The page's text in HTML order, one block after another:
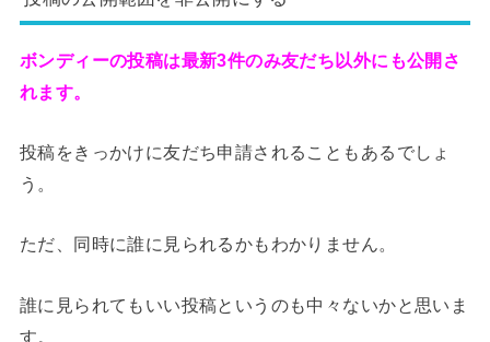
ボンディーの投稿は最新3件のみ友だち以外にも公開さ
れます。
投稿をきっかけに友だち申請されることもあるでしょ
う。
ただ、同時に誰に見られるかもわかりません。
誰に見られてもいい投稿というのも中々ないかと思いま
す。